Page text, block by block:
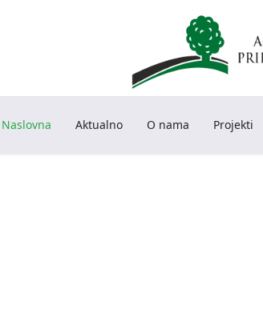
Naslovna Aktualno O nama Projekti